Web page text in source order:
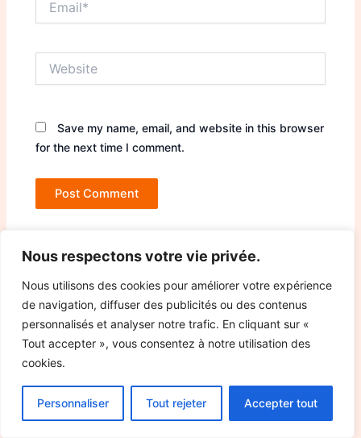
Nous respectons votre vie privée.
Nous utilisons des cookies pour améliorer votre expérience
de navigation, diffuser des publicités ou des contenus
personnalisés et analyser notre trafic. En cliquant sur «
Tout accepter », vous consentez à notre utilisation des
cookies.
Personnaliser Tout rejeter Accepter tout
Save my name, email, and website in this browser
for the next time I comment.